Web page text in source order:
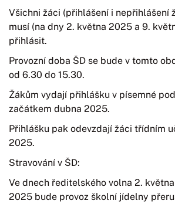
Všichni žáci (přihlášení i nepřihlášení
musí (na dny 2. května 2025 a 9.
přihlásit.
Provozní doba ŠD se bude v tomto
od 6.30 do 15.30.
Žákům vydají přihlášku v písemné
začátkem dubna 2025.
Přihlášku pak odevzdají žáci třídním
2025.
Stravování v ŠD:
Ve dnech ředitelského volna 2.
2025 bude provoz školní jídelny